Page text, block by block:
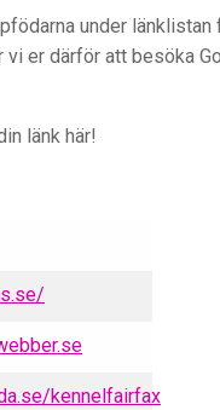
under
er därför att besöka
länk här!
kennelfairfax